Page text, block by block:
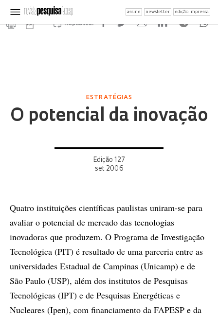
assine newsletter edição impressa
Republicar
ESTRATÉGIAS
O potencial da inovação
Edição 127
set 2006
Quatro instituições científicas paulistas uniram-se para
avaliar o potencial de mercado das tecnologias
inovadoras que produzem. O Programa de Investigação
Tecnológica (PIT) é resultado de uma parceria entre as
universidades Estadual de Campinas (Unicamp) e de
São Paulo (USP), além dos institutos de Pesquisas
Tecnológicas (IPT) e de Pesquisas Energéticas e
Nucleares (Ipen), com financiamento da FAPESP e da